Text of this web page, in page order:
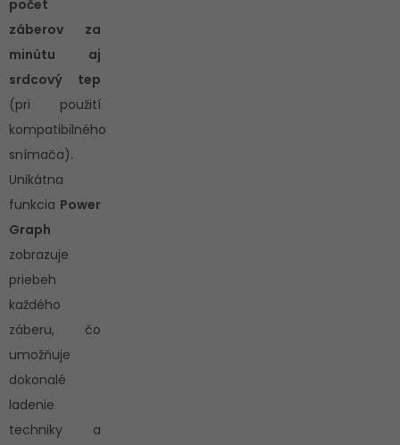
počet
záberov za
minútu aj
srdcový tep
(pri použití
kompatibilného
snímača).
Unikátna
funkcia Power
Graph
zobrazuje
priebeh
každého
záberu, čo
umožňuje
dokonalé
ladenie
techniky a